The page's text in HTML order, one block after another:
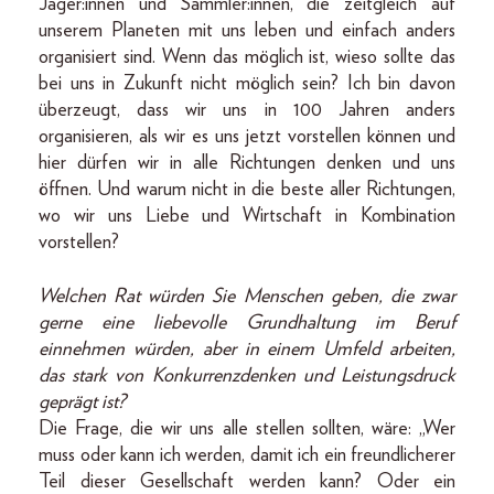
Jäger:innen und Sammler:innen, die zeitgleich auf
unserem Planeten mit uns leben und einfach anders
organisiert sind. Wenn das möglich ist, wieso sollte das
bei uns in Zukunft nicht möglich sein? Ich bin davon
überzeugt, dass wir uns in 100 Jahren anders
organisieren, als wir es uns jetzt vorstellen können und
hier dürfen wir in alle Richtungen denken und uns
öffnen. Und warum nicht in die beste aller Richtungen,
wo wir uns Liebe und Wirtschaft in Kombination
vorstellen?
Welchen Rat würden Sie Menschen geben, die zwar
gerne eine liebevolle Grundhaltung im Beruf
einnehmen würden, aber in einem Umfeld arbeiten,
das stark von Konkurrenzdenken und Leistungsdruck
geprägt ist?
Die Frage, die wir uns alle stellen sollten, wäre: „Wer
muss oder kann ich werden, damit ich ein freundlicherer
Teil dieser Gesellschaft werden kann? Oder ein